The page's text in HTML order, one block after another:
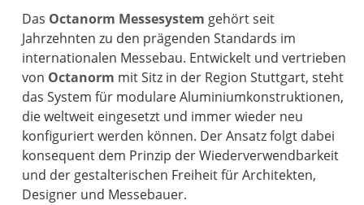
Das Octanorm Messesystem gehört seit
Jahrzehnten zu den prägenden Standards im
internationalen Messebau. Entwickelt und vertrieben
von Octanorm mit Sitz in der Region Stuttgart, steht
das System für modulare Aluminiumkonstruktionen,
die weltweit eingesetzt und immer wieder neu
konfiguriert werden können. Der Ansatz folgt dabei
konsequent dem Prinzip der Wiederverwendbarkeit
und der gestalterischen Freiheit für Architekten,
Designer und Messebauer.